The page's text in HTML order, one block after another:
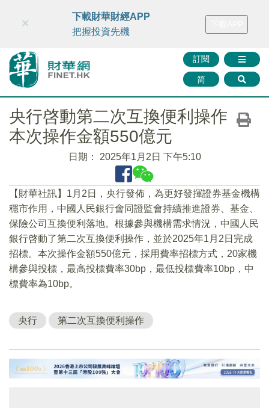
財華智庫網 FINTV FINMETA 財華證券 媒體矩陣
訂閱
简
×
下載財華財經APP
把握投資先機
央行啓動第二次互換便利操作
本次操作金額550億元
日期： 2025年1月2日 下午5:10
【財華社訊】1月2日，央行發佈，為更好發揮證券基金機構
穩市作用，中國人民銀行會同證監會持續推進證券、基金、
保險公司互換便利落地。根據參與機構需求情況，中國人民
銀行啓動了第二次互換便利操作，並於2025年1月2日完成
招標。本次操作金額550億元，採用費率招標方式，20家機
構參與投標，最高投標費率30bp，最低投標費率10bp，中
標費率為10bp。
央行 第二次互換便利操作